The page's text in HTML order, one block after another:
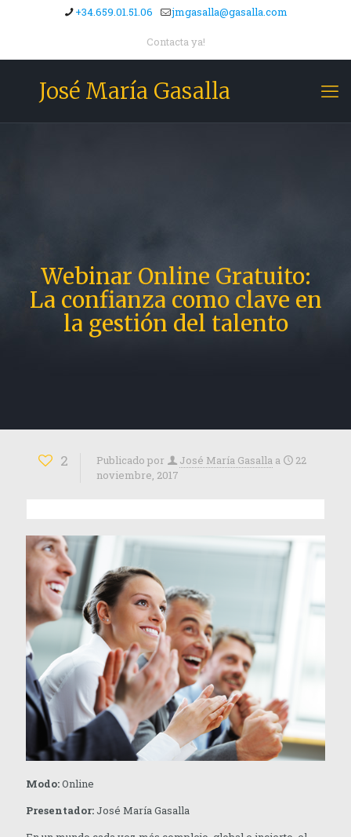
+34.659.01.51.06 jmgasalla@gasalla.com
Contacta ya!
José María Gasalla
Webinar Online Gratuito:
La confianza como clave en
la gestión del talento
2 Publicado por José María Gasalla a
22
noviembre, 2017
Modo:Online
Presentador: José María Gasalla